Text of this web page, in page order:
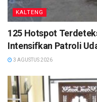
Tags: Headlines
KALTENG
125 Hotspot
Intensifkan Patroli
3 AGUSTUS 2026